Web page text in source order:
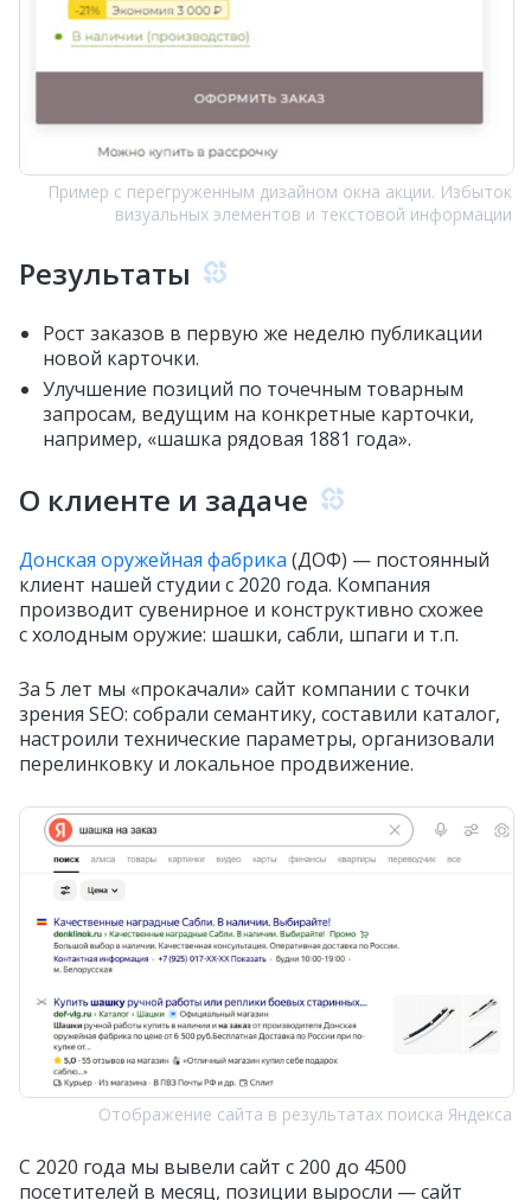
Пример с перегруженным дизайном окна акции. Избыток
визуальных элементов и текстовой информации
Результаты
Рост заказов в первую же неделю публикации
новой карточки.
Улучшение позиций по точечным товарным
запросам, ведущим на конкретные карточки,
например, «шашка рядовая 1881 года».
О клиенте и задаче
Донская оружейная фабрика (ДОФ) — постоянный
клиент нашей студии с 2020 года. Компания
производит сувенирное и конструктивно схожее
с холодным оружие: шашки, сабли, шпаги и т.п.
За 5 лет мы «прокачали» сайт компании с точки
зрения SEO: собрали семантику, составили каталог,
настроили технические параметры, организовали
перелинковку и локальное продвижение.
Отображение сайта в результатах поиска Яндекса
C 2020 года мы вывели сайт с 200 до 4500
посетителей в месяц, позиции выросли — сайт